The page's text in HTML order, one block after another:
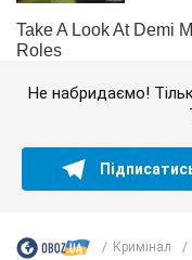
Не набридаємо!
Кримінал